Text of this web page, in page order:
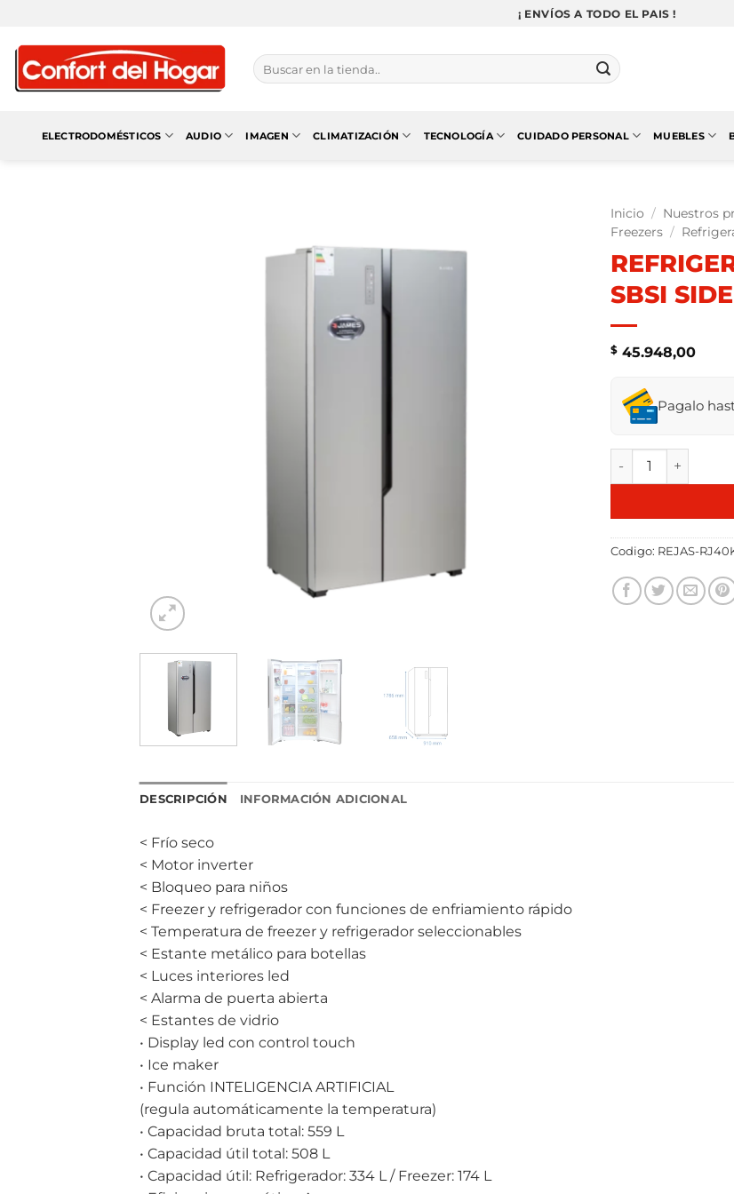
contenido
¡ ENVÍOS A TODO EL PAIS !
Buscar
por:
ELECTRODOMÉSTICOS AUDIO IMAGEN CLIMATIZACIÓN TECNOLOGÍA CUIDADO PERSONAL MUEBLES
Inicio / Nuestros
Freezers /
SBSI
$ 45.948,00
Pagalo
REFRIGERADOR
Codigo: REJAS-
DESCRIPCIÓN INFORMACIÓN ADICIONAL
< Frío seco
< Motor inverter
< Bloqueo para niños
< Freezer y refrigerador con funciones de enfriamiento rápido
< Temperatura de freezer y refrigerador seleccionables
< Estante metálico para botellas
< Luces interiores led
< Alarma de puerta abierta
< Estantes de vidrio
• Display led con control touch
• Ice maker
• Función INTELIGENCIA ARTIFICIAL
(regula automáticamente la temperatura)
• Capacidad bruta total: 559 L
• Capacidad útil total: 508 L
• Capacidad útil: Refrigerador: 334 L / Freezer: 174 L